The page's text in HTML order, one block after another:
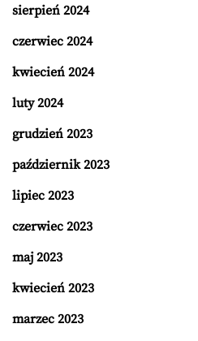
sierpień 2024
czerwiec 2024
kwiecień 2024
luty 2024
grudzień 2023
październik 2023
lipiec 2023
czerwiec 2023
maj 2023
kwiecień 2023
marzec 2023